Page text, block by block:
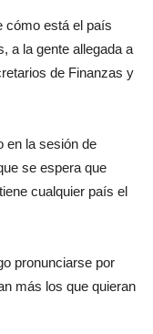
cómo está el país
a la gente allegada a
de Finanzas y
en la sesión de
se espera que
cualquier país el
pronunciarse por
más los que quieran